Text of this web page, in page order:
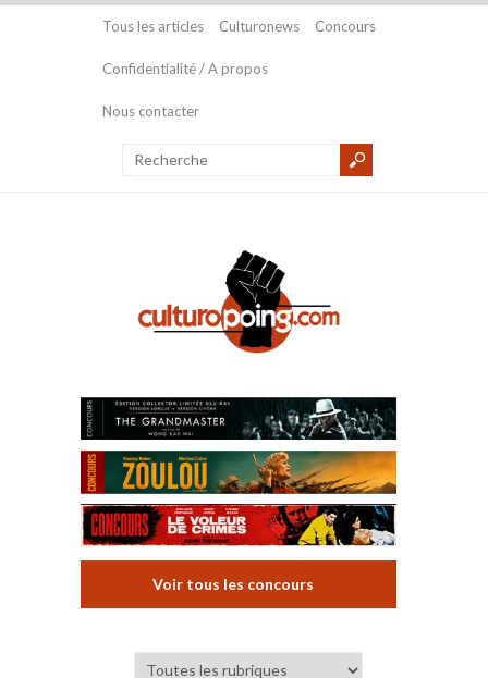
Tous les articles Culturonews Concours
Confidentialité / A propos
Nous contacter
Voir tous les concours